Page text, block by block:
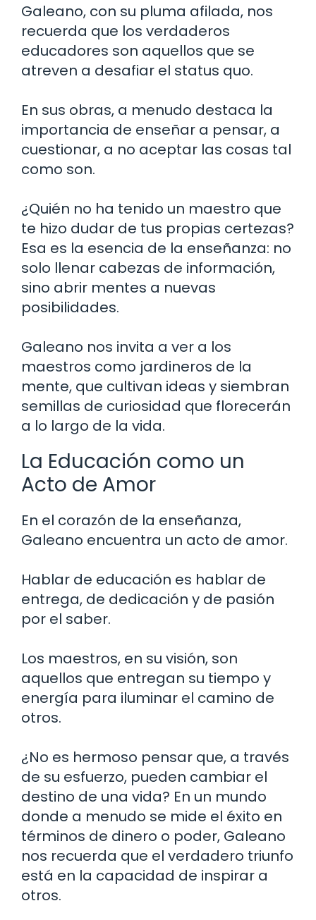
Galeano, con su pluma afilada, nos
recuerda que los verdaderos
educadores son aquellos que se
atreven a desafiar el status quo.
En sus obras, a menudo destaca la
importancia de enseñar a pensar, a
cuestionar, a no aceptar las cosas tal
como son.
¿Quién no ha tenido un maestro que
te hizo dudar de tus propias certezas?
Esa es la esencia de la enseñanza: no
solo llenar cabezas de información,
sino abrir mentes a nuevas
posibilidades.
Galeano nos invita a ver a los
maestros como jardineros de la
mente, que cultivan ideas y siembran
semillas de curiosidad que florecerán
a lo largo de la vida.
La Educación como un
Acto de Amor
En el corazón de la enseñanza,
Galeano encuentra un acto de amor.
Hablar de educación es hablar de
entrega, de dedicación y de pasión
por el saber.
Los maestros, en su visión, son
aquellos que entregan su tiempo y
energía para iluminar el camino de
otros.
¿No es hermoso pensar que, a través
de su esfuerzo, pueden cambiar el
destino de una vida? En un mundo
donde a menudo se mide el éxito en
términos de dinero o poder, Galeano
nos recuerda que el verdadero triunfo
está en la capacidad de inspirar a
otros.